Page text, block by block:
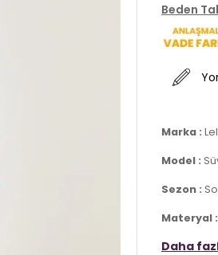
Beden
Marka :
Model :
Sezon :
Materyal :
Yaka
Daha